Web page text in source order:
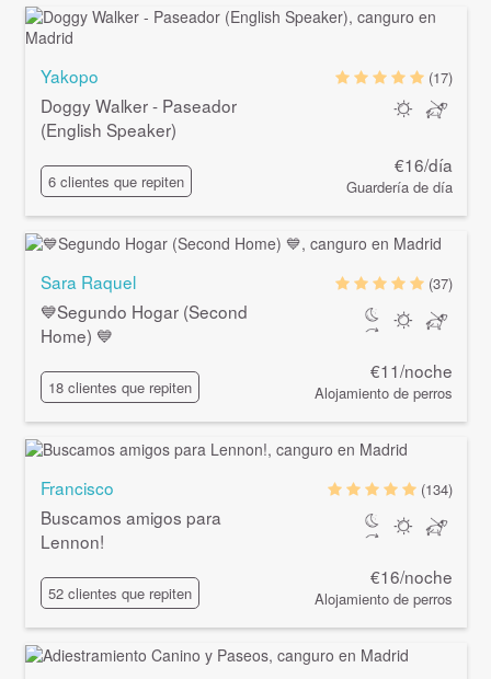
Yakopo
Doggy Walker - Paseador
(English Speaker)
6 clientes que repiten
(17)
€16/día
Guardería de día
Sara Raquel
💙Segundo Hogar (Second
Home) 💙
18 clientes que repiten
(37)
€11/noche
Alojamiento de perros
Francisco
Buscamos amigos para
Lennon!
52 clientes que repiten
(134)
€16/noche
Alojamiento de perros